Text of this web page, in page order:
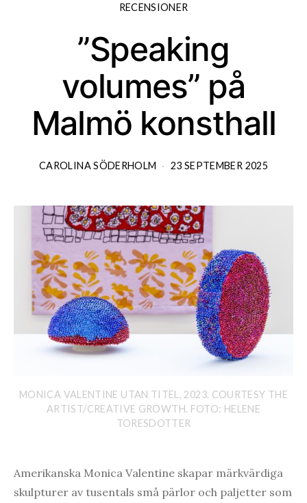
RECENSIONER
”Speaking
volumes” på
Malmö konsthall
CAROLINA SÖDERHOLM 23 SEPTEMBER 2025
MONICA VALENTINE UTAN TITEL, 2023. COURTESY THE
ARTIST/CREATIVE GROWTH. FOTO: HELENE
TORESDOTTER
Amerikanska Monica Valentine skapar märkvärdiga
skulpturer av tusentals små pärlor och paljetter som